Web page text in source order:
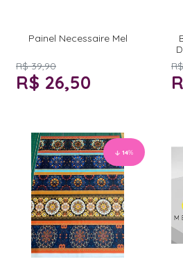
Painel Necessaire Mel
R$ 39,90
R$ 26,50
14%